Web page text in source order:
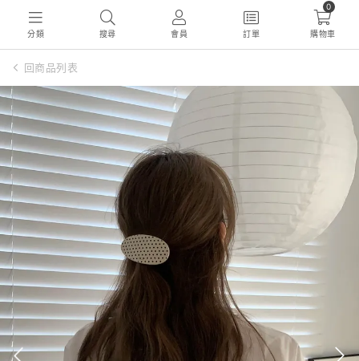
分類 搜尋 會員 訂單
0
購物車
回商品列表